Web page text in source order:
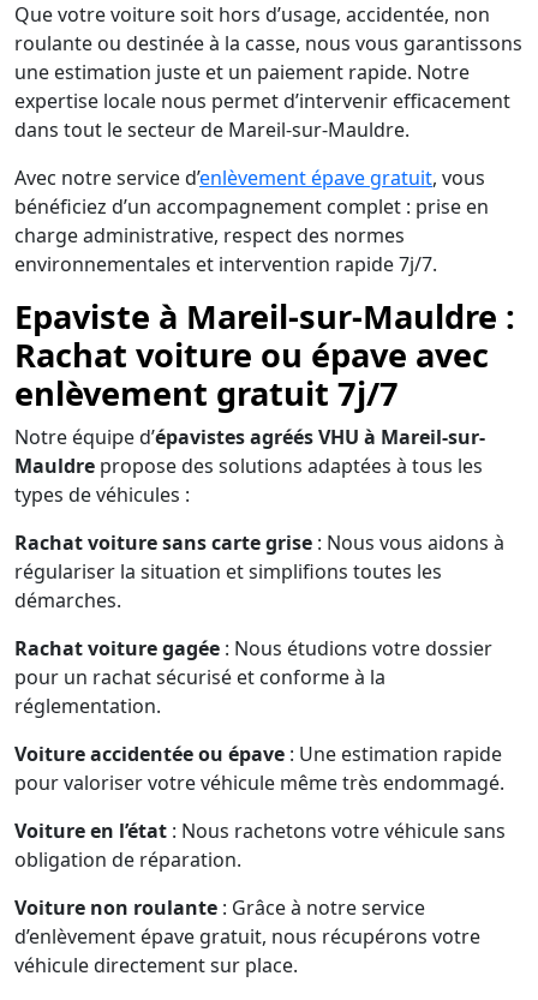
Que votre voiture soit hors d’usage, accidentée, non
roulante ou destinée à la casse, nous vous garantissons
une estimation juste et un paiement rapide. Notre
expertise locale nous permet d’intervenir efficacement
dans tout le secteur de Mareil-sur-Mauldre.
Avec notre service d’enlèvement épave gratuit, vous
bénéficiez d’un accompagnement complet : prise en
charge administrative, respect des normes
environnementales et intervention rapide 7j/7.
Epaviste à Mareil-sur-Mauldre :
Rachat voiture ou épave avec
enlèvement gratuit 7j/7
Notre équipe d’épavistes agréés VHU à Mareil-sur-
Mauldre propose des solutions adaptées à tous les
types de véhicules :
Rachat voiture sans carte grise : Nous vous aidons à
régulariser la situation et simplifions toutes les
démarches.
Rachat voiture gagée : Nous étudions votre dossier
pour un rachat sécurisé et conforme à la
réglementation.
Voiture accidentée ou épave : Une estimation rapide
pour valoriser votre véhicule même très endommagé.
Voiture en l’état : Nous rachetons votre véhicule sans
obligation de réparation.
Voiture non roulante : Grâce à notre service
d’enlèvement épave gratuit, nous récupérons votre
véhicule directement sur place.